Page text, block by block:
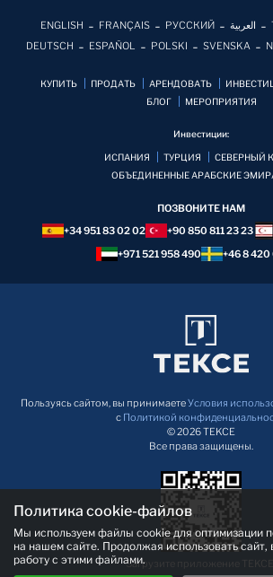
ENGLISH FRANÇAIS РУССКИЙ العربية
DEUTSCH
ESPAÑOL POLSKI SVENSKA
КУПИТЬ ПРОДАТЬ АРЕНДОВАТЬ
БЛОГ
MЕРОПРИЯТИЯ
Инвестиции:
ИСПАНИЯ ТУРЦИЯ
СЕВЕРНЫЙ
ОБЪЕДИНЕННЫЕ АРАБСКИЕ
ПОЗВОНИТЕ НАМ
+34 951 83 02 02
+90 850 811 23 23
+971 521 958 490
+46 8
Пользуясь сайтом, вы принимаетеУсловия
с Политикой
© 2026 TEKCE
Все права защищены.
Загрузите приложение TEKCE!
Политика cookie-файлов
Мы используем файлы cookie для оптимизации
на нашем сайте. Продолжая использовать сайт,
работу с этими файлами.